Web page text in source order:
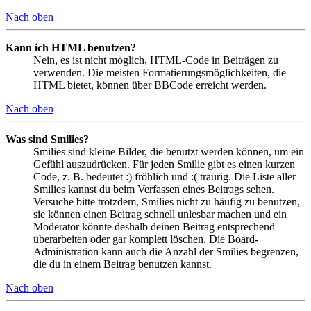
Nach oben
Kann ich HTML benutzen?
Nein, es ist nicht möglich, HTML-Code in Beiträgen zu
verwenden. Die meisten Formatierungsmöglichkeiten, die
HTML bietet, können über BBCode erreicht werden.
Nach oben
Was sind Smilies?
Smilies sind kleine Bilder, die benutzt werden können, um ein
Gefühl auszudrücken. Für jeden Smilie gibt es einen kurzen
Code, z. B. bedeutet :) fröhlich und :( traurig. Die Liste aller
Smilies kannst du beim Verfassen eines Beitrags sehen.
Versuche bitte trotzdem, Smilies nicht zu häufig zu benutzen,
sie können einen Beitrag schnell unlesbar machen und ein
Moderator könnte deshalb deinen Beitrag entsprechend
überarbeiten oder gar komplett löschen. Die Board-
Administration kann auch die Anzahl der Smilies begrenzen,
die du in einem Beitrag benutzen kannst.
Nach oben